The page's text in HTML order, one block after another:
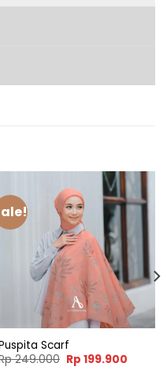
Scarf
249.000 Original
price
Rp 199.900Current